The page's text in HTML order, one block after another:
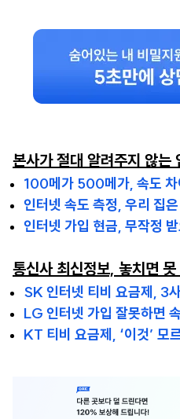
본사가 절대 알려주지 않는
100메가 500메가, 속도 차
인터넷 속도 측정, 우리 집
인터넷 가입 현금, 무작정
통신사 최신정보, 놓치면
SK 인터넷 티비 요금제, 3
LG 인터넷 가입 잘못하면
KT 티비 요금제, ‘이것’ 모